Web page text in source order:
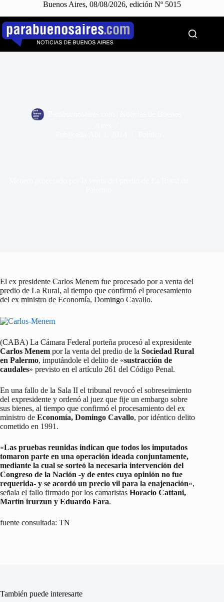
Buenos Aires, 08/08/2026, edición Nº 5015
Saltar
contenido
El ex presidente Carlos Menem fue procesado por a venta del
predio de La Rural, al tiempo que confirmó el procesamiento
del ex ministro de Economía, Domingo Cavallo.
(CABA) La Cámara Federal porteña procesó al expresidente
Carlos Menem por la venta del predio de la Sociedad Rural
en Palermo, imputándole el delito de «sustracción de
caudales» previsto en el artículo 261 del Código Penal.
En una fallo de la Sala II el tribunal revocó el sobreseimiento
del expresidente y ordenó al juez que fije un embargo sobre
sus bienes, al tiempo que confirmó el procesamiento del ex
ministro de Economía, Domingo Cavallo, por idéntico delito
cometido en 1991.
«Las pruebas reunidas indican que todos los imputados
tomaron parte en una operación ideada conjuntamente,
mediante la cual se sorteó la necesaria intervención del
Congreso de la Nación -y de entes cuya opinión no fue
requerida- y se acordó un precio vil para la enajenación«,
señala el fallo firmado por los camaristas Horacio Cattani,
Martín irurzun y Eduardo Fara.
fuente consultada: TN
También puede interesarte